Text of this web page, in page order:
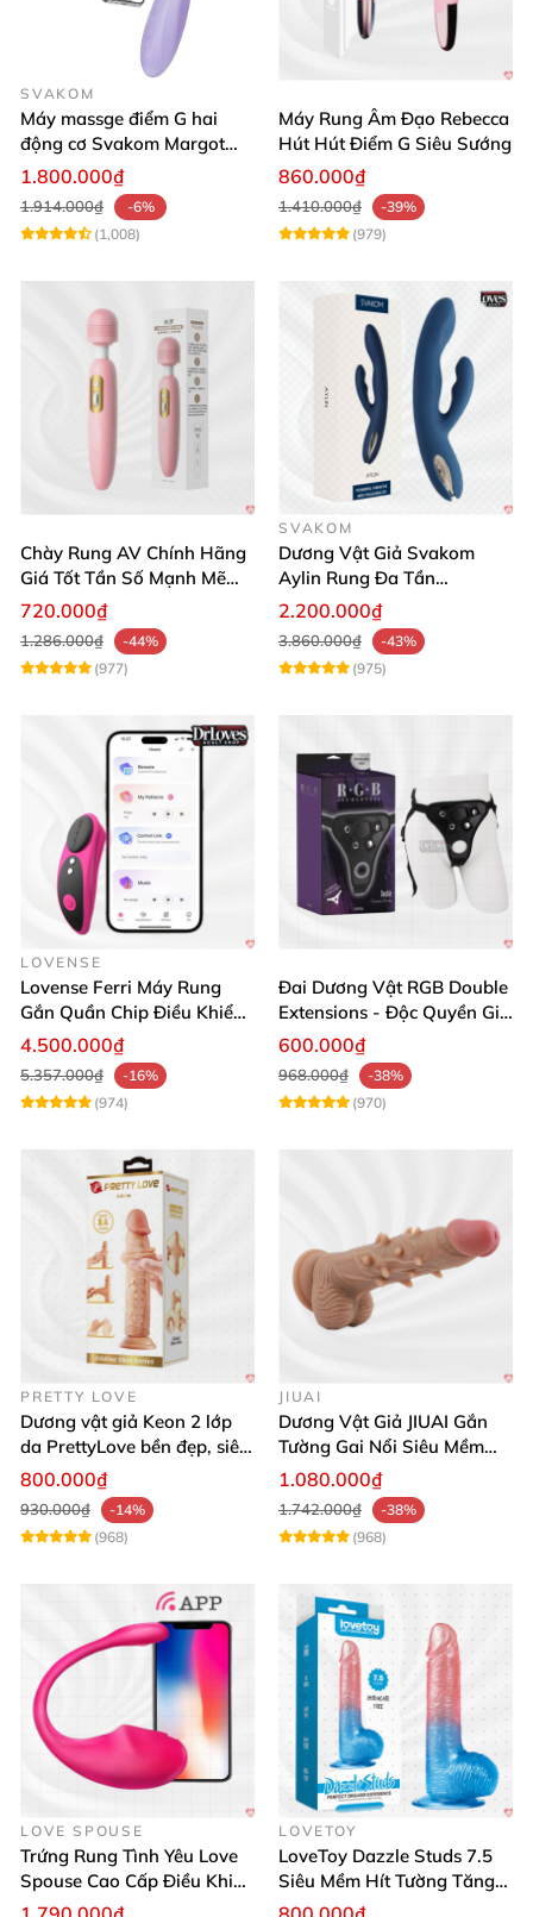
SVAKOM
Máy massge điểm G hai
động cơ Svakom Margot
điều khiển qua app
1.800.000₫
1.914.000₫
-6%
(1,008)
Máy Rung Âm Đạo Rebecca
Hút Hút Điểm G Siêu Sướng
860.000₫
1.410.000₫
-39%
(979)
Chày Rung AV Chính Hãng
Giá Tốt Tần Số Mạnh Mẽ
Siêu Bền
720.000₫
1.286.000₫
-44%
(977)
SVAKOM
Dương Vật Giả Svakom
Aylin Rung Đa Tần
Massage Sung Sướng
2.200.000₫
3.860.000₫
-43%
(975)
LOVENSE
Lovense Ferri Máy Rung
Gắn Quần Chip Điều Khiển
App Tăng Hưng Phấn
4.500.000₫
5.357.000₫
-16%
(974)
Đai Dương Vật RGB Double
Extensions - Độc Quyền Giá
Sốc
600.000₫
968.000₫
-38%
(970)
PRETTY LOVE
Dương vật giả Keon 2 lớp
da PrettyLove bền đẹp, siêu
mềm mại
800.000₫
930.000₫
-14%
(968)
JIUAI
Dương Vật Giả JIUAI Gắn
Tường Gai Nổi Siêu Mềm
Thoải Mái Mua Ngay
1.080.000₫
1.742.000₫
-38%
(968)
LOVE SPOUSE
Trứng Rung Tình Yêu Love
Spouse Cao Cấp Điều Khiển
App Đỉnh Cao
LOVETOY
LoveToy Dazzle Studs 7.5
Siêu Mềm Hít Tường Tăng
Khoái Cảm